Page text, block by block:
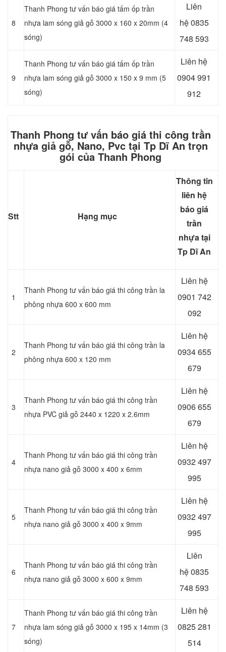
8
Thanh Phong tư vấn báo giá tấm ốp trần
nhựa lam sóng giả gỗ 3000 x 160 x 20mm (4
sóng)
Liên
hệ0835
748 593
9
Thanh Phong tư vấn báo giá tấm ốp trần
nhựa lam sóng giả gỗ 3000 x 150 x 9 mm (5
sóng)
Liên hệ
0904 991
912
Thanh Phong tư vấn báo giá thi công trần
nhựa giả gỗ, Nano, Pvc tại Tp Dĩ An trọn
gói của Thanh Phong
Stt Hạng mục
Thông tin
liên hệ
báo giá
trần
nhựa tại
Tp Dĩ An
1
Thanh Phong tư vấn báo giá thi công trần la
phông nhựa 600 x 600 mm
Liên hệ
0901 742
092
2
Thanh Phong tư vấn báo giá thi công trần la
phông nhựa 600 x 120 mm
Liên hệ
0934 655
679
3
Thanh Phong tư vấn báo giá thi công trần
nhựa PVC giả gỗ 2440 x 1220 x 2.6mm
Liên hệ
0906 655
679
4
Thanh Phong tư vấn báo giá thi công trần
nhựa nano giả gỗ 3000 x 400 x 6mm
Liên hệ
0932 497
995
5
Thanh Phong tư vấn báo giá thi công trần
nhựa nano giả gỗ 3000 x 400 x 9mm
Liên hệ
0932 497
995
6
Thanh Phong tư vấn báo giá thi công trần
nhựa nano giả gỗ 3000 x 600 x 9mm
Liên
hệ0835
748 593
7
Thanh Phong tư vấn báo giá thi công trần
nhựa lam sóng giả gỗ 3000 x 195 x 14mm (3
sóng)
Liên hệ
0825 281
514